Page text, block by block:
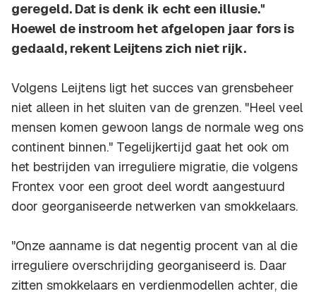
geregeld. Dat is denk ik echt een illusie."
Hoewel de instroom het afgelopen jaar fors is
gedaald, rekent Leijtens zich niet rijk.
Volgens Leijtens ligt het succes van grensbeheer
niet alleen in het sluiten van de grenzen. "Heel veel
mensen komen gewoon langs de normale weg ons
continent binnen." Tegelijkertijd gaat het ook om
het bestrijden van irreguliere migratie, die volgens
Frontex voor een groot deel wordt aangestuurd
door georganiseerde netwerken van smokkelaars.
"Onze aanname is dat negentig procent van al die
irreguliere overschrijding georganiseerd is. Daar
zitten smokkelaars en verdienmodellen achter, die